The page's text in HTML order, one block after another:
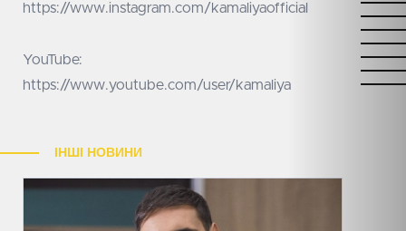
https://www.instagram.com/kamaliyaofficial
YouTube:
https://www.youtube.com/user/kamaliya
ІНШІ НОВИНИ